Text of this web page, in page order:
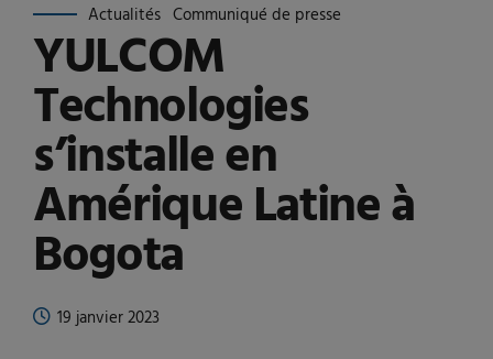
Actualités Communiqué de presse
YULCOM
Technologies
s’installe en
Amérique Latine à
Bogota
19 janvier 2023